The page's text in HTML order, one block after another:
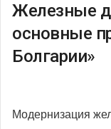
Железные
основные
Болгарии»
Модернизация